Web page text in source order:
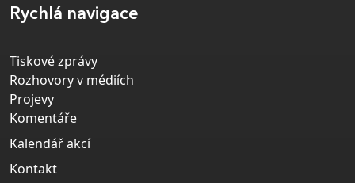
Rychlá navigace
Tiskové zprávy
Rozhovory v médiích
Projevy
Komentáře
Kalendář akcí
Kontakt